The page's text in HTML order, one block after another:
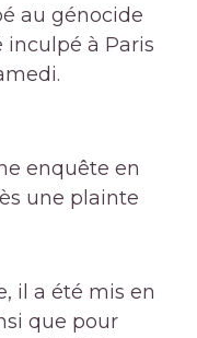
au génocide
inculpé à Paris
enquête en
une plainte
il a été mis en
que pour